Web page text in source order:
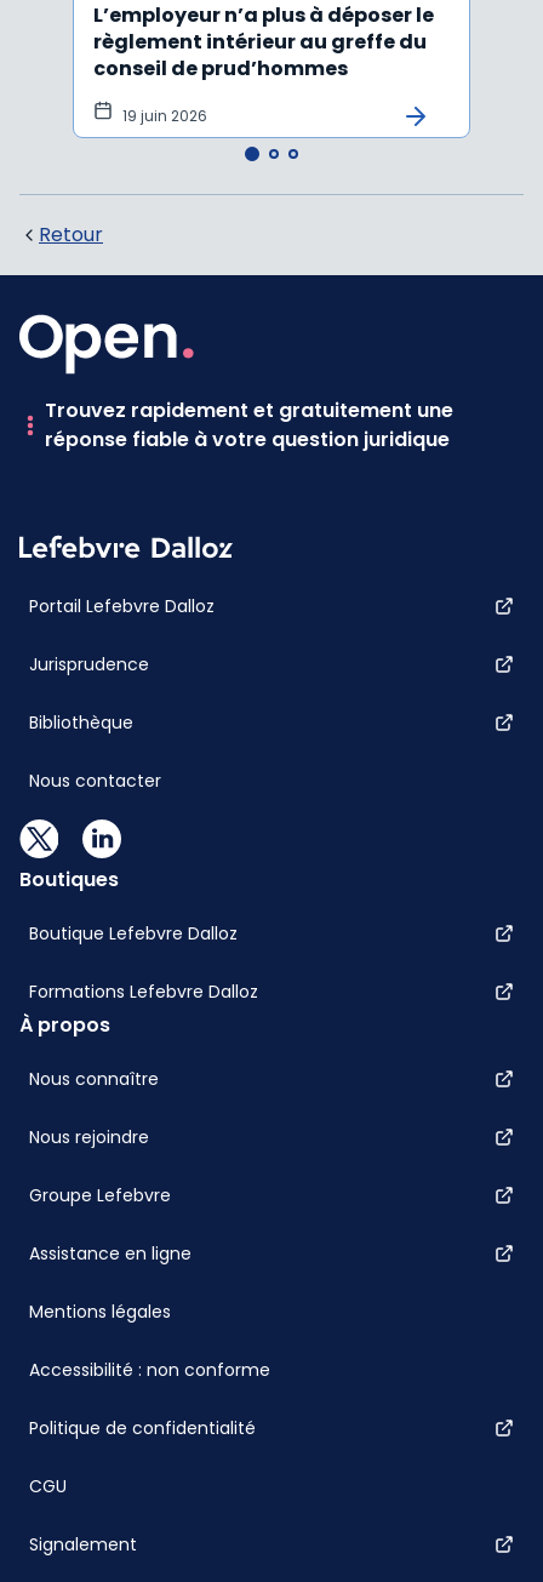
L’employeur n’a plus à déposer le
règlement intérieur au greffe du
conseil de prud’hommes
19 juin 2026
Retour
Trouvez rapidement et gratuitement une
réponse fiable à votre question juridique
Portail Lefebvre Dalloz
Jurisprudence
Bibliothèque
Nous contacter
Boutiques
Boutique Lefebvre Dalloz
Formations Lefebvre Dalloz
À propos
Nous connaître
Nous rejoindre
Groupe Lefebvre
Assistance en ligne
Mentions légales
Accessibilité : non conforme
Politique de confidentialité
CGU
Signalement